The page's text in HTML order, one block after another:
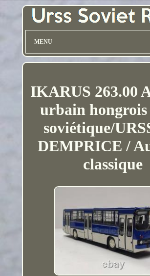
MENU
IKARUS 263.00
urbain hongrois
soviétique/
DEMPRICE /
classique